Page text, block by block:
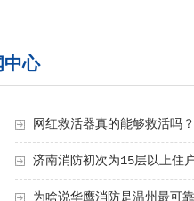
中心
网红救活器真的能够救活吗
济南消防初次为15层以上住
为啥说华鹰消防是温州最可